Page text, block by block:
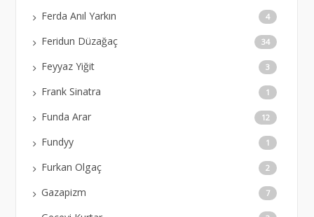
Ferda Anıl Yarkın 4
Feridun Düzağaç 34
Feyyaz Yiğit 3
Frank Sinatra 1
Funda Arar 12
Fundyy 1
Furkan Olgaç 2
Gazapizm 7